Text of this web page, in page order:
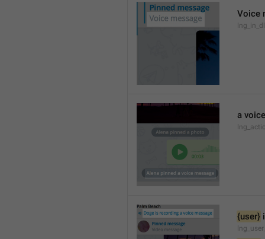
Voice
a
{user}